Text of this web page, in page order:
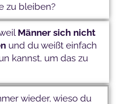
zu bleiben?
Männer sich nicht
und du weißt einfach
kannst, um das zu
wieder, wieso du